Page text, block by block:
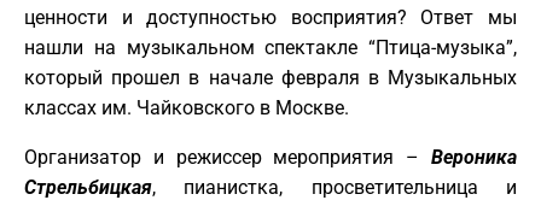
ценности и доступностью восприятия? Ответ мы
нашли на музыкальном спектакле “Птица-музыка”,
который прошел в начале февраля в Музыкальных
классах им. Чайковского в Москве.
Организатор и режиссер мероприятия – Вероника
Стрельбицкая, пианистка, просветительница и